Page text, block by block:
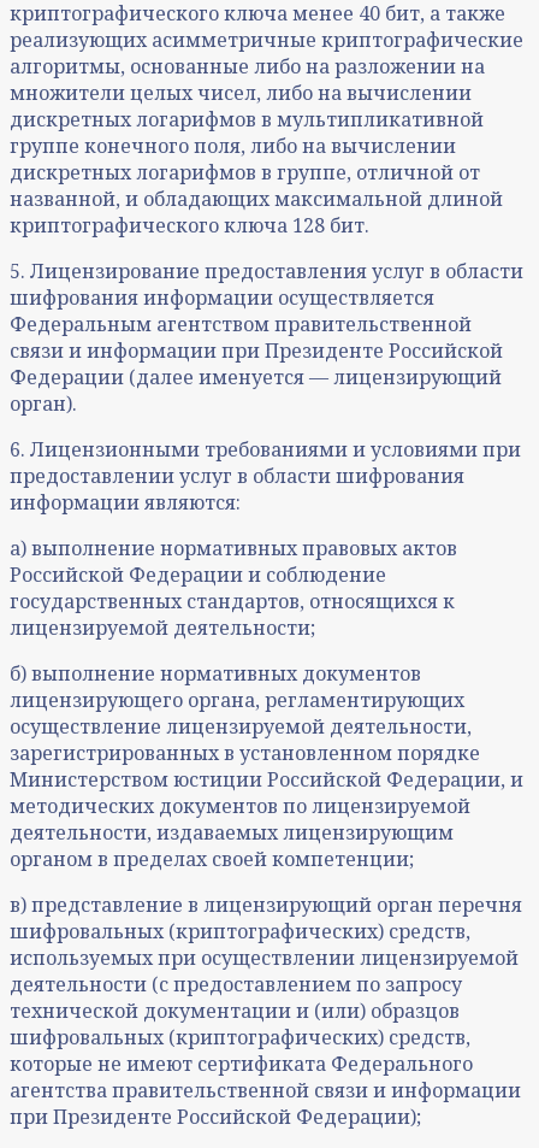
криптографического ключа менее 40 бит, а также
реализующих асимметричные криптографические
алгоритмы, основанные либо на разложении на
множители целых чисел, либо на вычислении
дискретных логарифмов в мультипликативной
группе конечного поля, либо на вычислении
дискретных логарифмов в группе, отличной от
названной, и обладающих максимальной длиной
криптографического ключа 128 бит.
5. Лицензирование предоставления услуг в области
шифрования информации осуществляется
Федеральным агентством правительственной
связи и информации при Президенте Российской
Федерации (далее именуется — лицензирующий
орган).
6. Лицензионными требованиями и условиями при
предоставлении услуг в области шифрования
информации являются:
а) выполнение нормативных правовых актов
Российской Федерации и соблюдение
государственных стандартов, относящихся к
лицензируемой деятельности;
б) выполнение нормативных документов
лицензирующего органа, регламентирующих
осуществление лицензируемой деятельности,
зарегистрированных в установленном порядке
Министерством юстиции Российской Федерации, и
методических документов по лицензируемой
деятельности, издаваемых лицензирующим
органом в пределах своей компетенции;
в) представление в лицензирующий орган перечня
шифровальных (криптографических) средств,
используемых при осуществлении лицензируемой
деятельности (с предоставлением по запросу
технической документации и (или) образцов
шифровальных (криптографических) средств,
которые не имеют сертификата Федерального
агентства правительственной связи и информации
при Президенте Российской Федерации);